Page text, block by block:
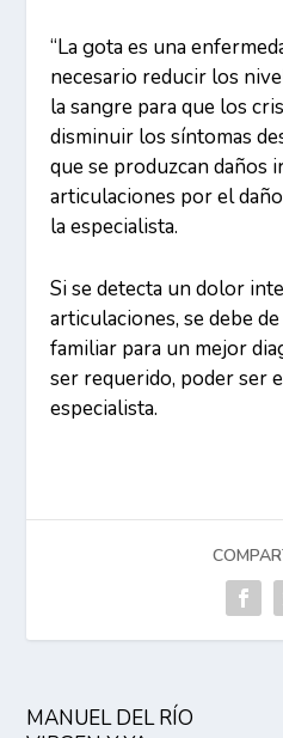
“La gota es una
necesario reducir los
la sangre para que los
disminuir los síntomas
que se produzcan daños
articulaciones por el
la especialista.
Si se detecta un dolor
articulaciones, se debe
familiar para un mejor
ser requerido, poder ser
especialista.
MANUEL DEL RÍO